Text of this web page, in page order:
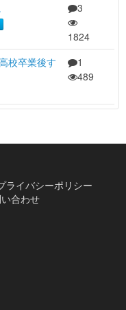
3
1824
校卒業後す
1
489
ライバシーポリシー
合わせ